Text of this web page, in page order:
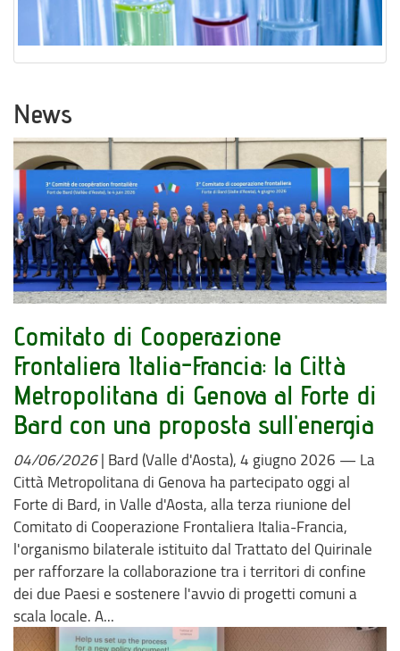
News
Comitato di Cooperazione
Frontaliera Italia-Francia: la Città
Metropolitana di Genova al Forte di
Bard con una proposta sull'energia
04/06/2026| Bard (Valle d'Aosta), 4 giugno 2026 — La
Città Metropolitana di Genova ha partecipato oggi al
Forte di Bard, in Valle d'Aosta, alla terza riunione del
Comitato di Cooperazione Frontaliera Italia-Francia,
l'organismo bilaterale istituito dal Trattato del Quirinale
per rafforzare la collaborazione tra i territori di confine
dei due Paesi e sostenere l'avvio di progetti comuni a
scala locale. A...